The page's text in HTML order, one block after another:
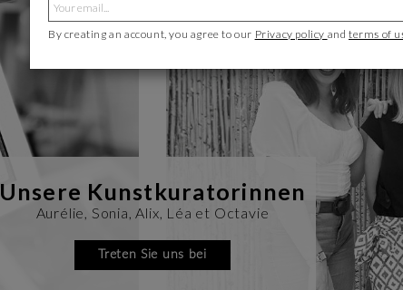
Unsere Kunstkuratorinnen
Aurélie, Sonia, Alix, Léa et Octavie
Treten Sie uns bei
By creating an account, you agree to our Privacy policy andterms of